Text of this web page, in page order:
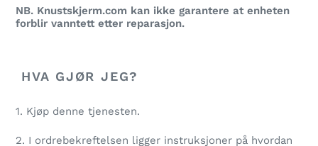
NB. Knustskjerm.com kan ikke garantere at enheten
forblir vanntett etter reparasjon.
HVA GJØR JEG?
1. Kjøp denne tjenesten.
2. I ordrebekreftelsen ligger instruksjoner på hvordan